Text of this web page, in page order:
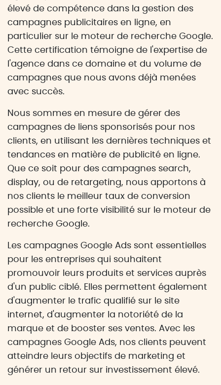
élevé de compétence dans la gestion des
campagnes publicitaires en ligne, en
particulier sur le moteur de recherche Google.
Cette certification témoigne de l'expertise de
l'agence dans ce domaine et du volume de
campagnes que nous avons déjà menées
avec succès.
Nous sommes en mesure de gérer des
campagnes de liens sponsorisés pour nos
clients, en utilisant les dernières techniques et
tendances en matière de publicité en ligne.
Que ce soit pour des campagnes search,
display, ou de retargeting, nous apportons à
nos clients le meilleur taux de conversion
possible et une forte visibilité sur le moteur de
recherche Google.
Les campagnes Google Ads sont essentielles
pour les entreprises qui souhaitent
promouvoir leurs produits et services auprès
d'un public ciblé. Elles permettent également
d'augmenter le trafic qualifié sur le site
internet, d'augmenter la notoriété de la
marque et de booster ses ventes. Avec les
campagnes Google Ads, nos clients peuvent
atteindre leurs objectifs de marketing et
générer un retour sur investissement élevé.